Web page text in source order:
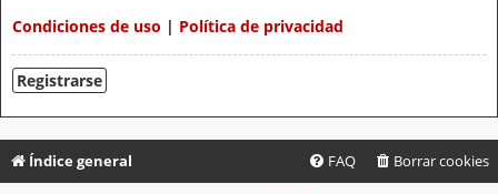
Condiciones de uso | Política de privacidad
Registrarse
Índice general Borrar cookies
FAQ